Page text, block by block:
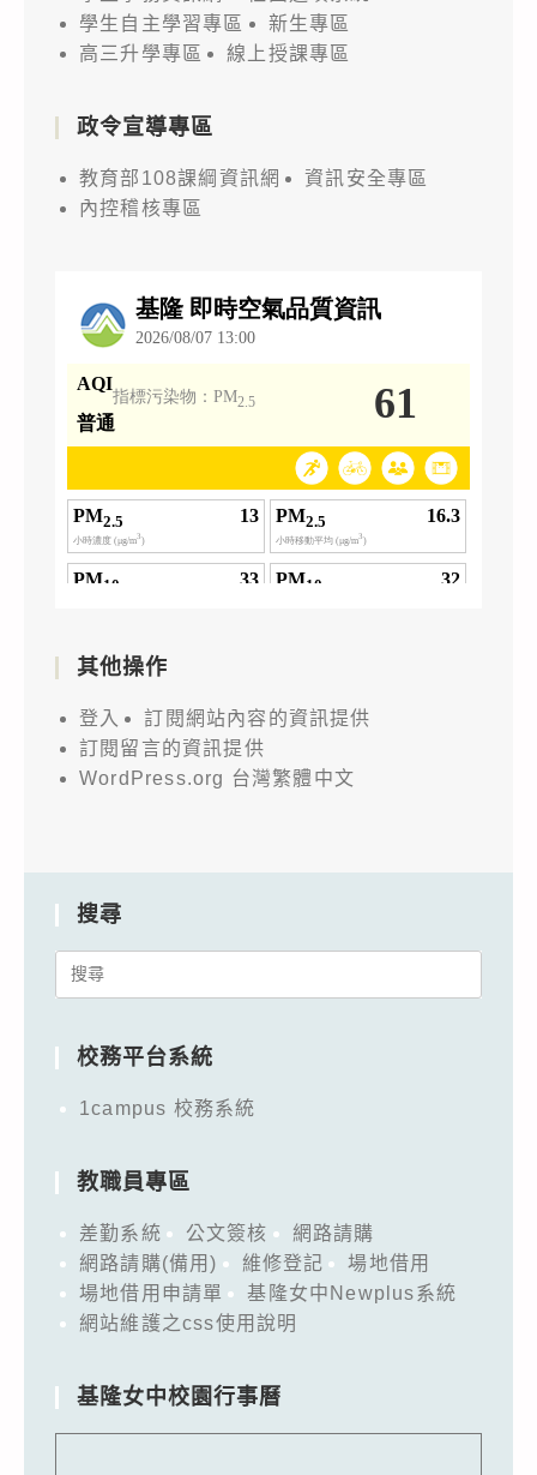
學生自主學習專區
新生專區
高三升學專區
線上授課專區
政令宣導專區
教育部108課綱資訊網
資訊安全專區
內控稽核專區
其他操作
登入
訂閱網站內容的資訊提供
訂閱留言的資訊提供
WordPress.org 台灣繁體中文
搜尋
Search
校務平台系統
1campus 校務系統
教職員專區
差勤系統 公文簽核
網路請購
網路請購(備用)
維修登記
場地借用
場地借用申請單
基隆女中Newplus系統
網站維護之css使用說明
基隆女中校園行事曆